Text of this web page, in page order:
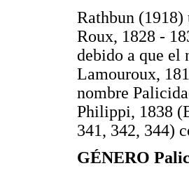
Rathbun
Roux, 1828 -
debido a que el
Lamouroux,
nombre
Philippi, 1838
341, 342, 344)
GÉNERO